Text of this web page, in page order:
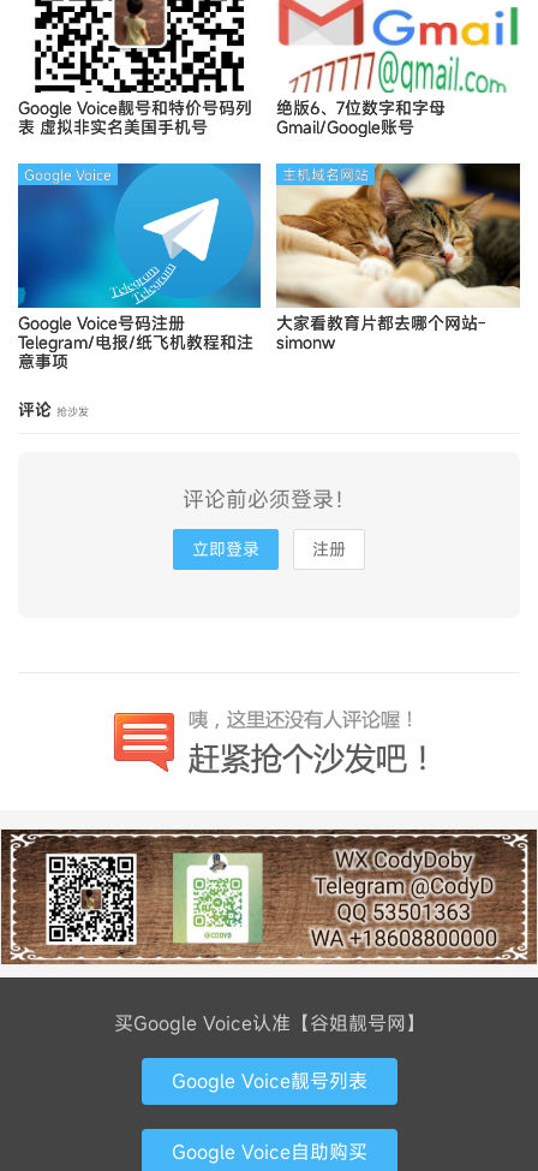
Google Voice靓号和特价号码列
表 虚拟非实名美国手机号
绝版6、7位数字和字母
Gmail/Google账号
Google Voice号码注册
Telegram/电报/纸飞机教程和注
意事项
Google Voice
大家看教育片都去哪个网站-
simonw
主机域名网站
评论 抢沙发
评论前必须登录！
立即登录 注册
买Google Voice认准【谷姐靓号网】
Google Voice靓号列表
Google Voice自助购买